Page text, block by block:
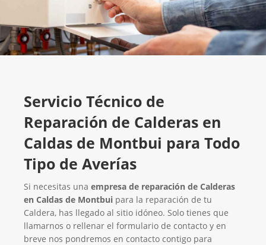
Servicio Técnico de
Reparación de Calderas en
Caldas de Montbui para Todo
Tipo de Averías
Si necesitas una empresa de reparación de Calderas
en Caldas de Montbui para la reparación de tu
Caldera, has llegado al sitio idóneo. Solo tienes que
llamarnos o rellenar el formulario de contacto y en
breve nos pondremos en contacto contigo para